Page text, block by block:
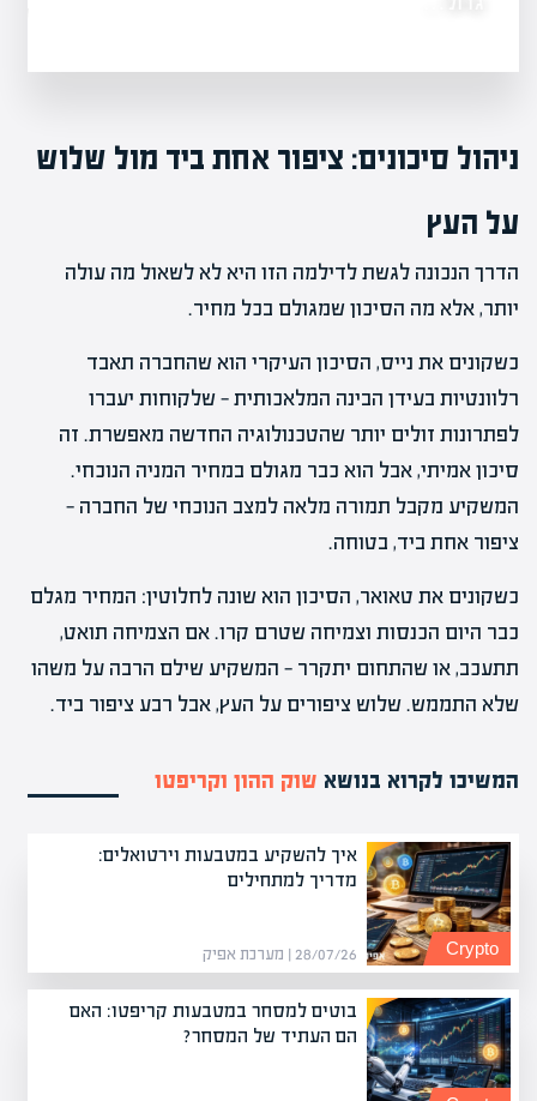
ניהול סיכונים: ציפור אחת ביד מול שלוש
על העץ
הדרך הנכונה לגשת לדילמה הזו היא לא לשאול מה עולה
יותר, אלא מה הסיכון שמגולם בכל מחיר.
כשקונים את נייס, הסיכון העיקרי הוא שהחברה תאבד
רלוונטיות בעידן הבינה המלאכותית — שלקוחות יעברו
לפתרונות זולים יותר שהטכנולוגיה החדשה מאפשרת. זה
סיכון אמיתי, אבל הוא כבר מגולם במחיר המניה הנוכחי.
המשקיע מקבל תמורה מלאה למצב הנוכחי של החברה —
ציפור אחת ביד, בטוחה.
כשקונים את טאואר, הסיכון הוא שונה לחלוטין: המחיר מגלם
כבר היום הכנסות וצמיחה שטרם קרו. אם הצמיחה תואט,
תתעכב, או שהתחום יתקרר — המשקיע שילם הרבה על משהו
שלא התממש. שלוש ציפורים על העץ, אבל רבע ציפור ביד.
המשיכו לקרוא בנושא שוק ההון וקריפטו
איך להשקיע במטבעות וירטואלים:
מדריך למתחילים
28/07/26 | מערכת אפיק Crypto
בוטים למסחר במטבעות קריפטו: האם
הם העתיד של המסחר?